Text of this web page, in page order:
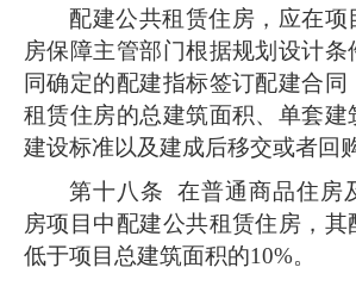
配建公共租赁住房，应在项
房保障主管部门根据规划设计条
同确定的配建指标签订配建合
租赁住房的总建筑面积、单套建
建设标准以及建成后移交或者回
第十八条 在普通商品住房
房项目中配建公共租赁住房，其
低于项目总建筑面积的10%。